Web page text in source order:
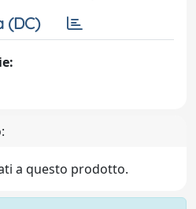
(DC)
a questo prodotto.